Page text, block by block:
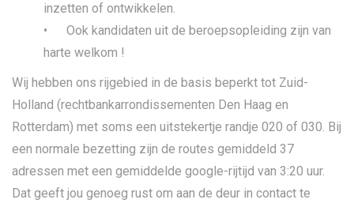
inzetten of ontwikkelen.
• Ook kandidaten uit de beroepsopleiding zijn van
harte welkom !
Wij hebben ons rijgebied in de basis beperkt tot Zuid-
Holland (rechtbankarrondissementen Den Haag en
Rotterdam) met soms een uitstekertje randje 020 of 030. Bij
een normale bezetting zijn de routes gemiddeld 37
adressen met een gemiddelde google-rijtijd van 3:20 uur.
Dat geeft jou genoeg rust om aan de deur in contact te